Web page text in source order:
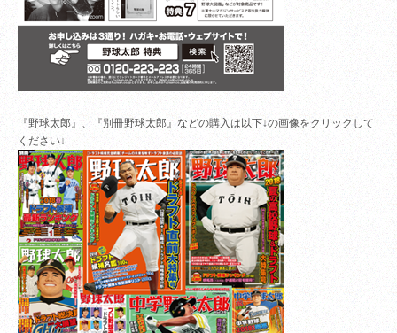
『野球太郎』、『別冊野球太郎』などの購入は以下↓の画像をクリックして
ください↓